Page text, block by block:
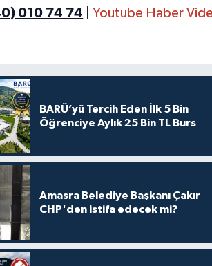
010 74 74 Youtube Haber
BARÜ’yü Tercih Eden İlk 5 Bin
Öğrenciye Aylık 25 Bin TL Burs
Amasra Belediye Başkanı Çakır
CHP'den istifa edecek mi?